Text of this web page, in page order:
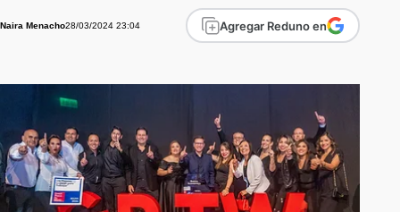
Naira Menacho28/03/2024 23:04 Agregar Reduno en